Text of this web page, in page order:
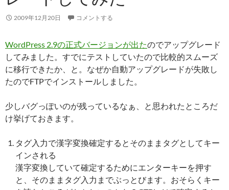
2009年12月20日 コメントする
WordPress 2.9の正式バージョンが出たのでアップグレード
してみました。すでにテストしていたので比較的スムーズ
に移行できたか、と。なぜか自動アップグレードが失敗し
たのでFTPでインストールしました。
少しバグっぽいのが残っているなぁ、と思われたところだ
け挙げておきます。
タグ入力で漢字変換確定するとそのままタグとしてキー
インされる
漢字変換していて確定するためにエンターキーを押す
と、そのままタグ入力までぶっとびます。おそらくキー